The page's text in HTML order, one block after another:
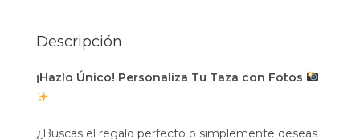
Descripción
¡Hazlo Único! Personaliza Tu Taza con Fotos
¿Buscas el regalo perfecto o simplemente deseas